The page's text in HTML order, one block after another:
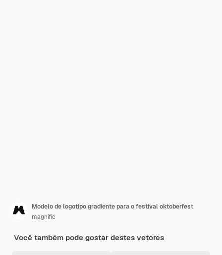
Modelo de logotipo gradiente para o festival oktoberfest
magnific
Você também pode gostar destes vetores